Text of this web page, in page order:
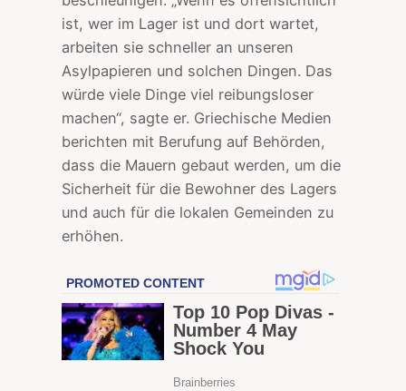
ist, wer im Lager ist und dort wartet,
arbeiten sie schneller an unseren
Asylpapieren und solchen Dingen. Das
würde viele Dinge viel reibungsloser
machen“, sagte er. Griechische Medien
berichten mit Berufung auf Behörden,
dass die Mauern gebaut werden, um die
Sicherheit für die Bewohner des Lagers
und auch für die lokalen Gemeinden zu
erhöhen.